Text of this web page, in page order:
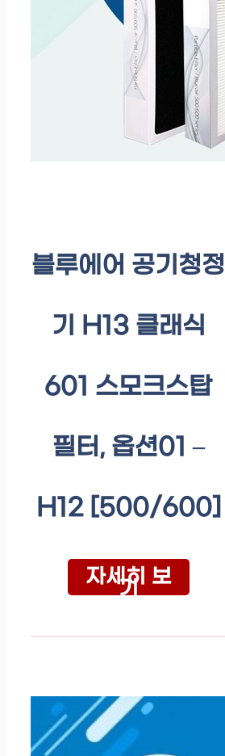
블루에어 공기청정
기 H13 클래식
601 스모크스탑
필터, 옵션01 –
H12 [500/600]
자세히 보
기